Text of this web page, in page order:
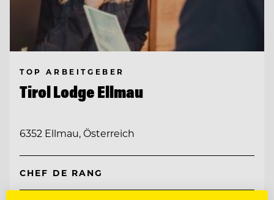
TOP ARBEITGEBER
Tirol Lodge Ellmau
6352 Ellmau, Österreich
CHEF DE RANG